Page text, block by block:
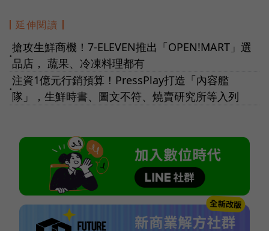
延伸閱讀
●
搶攻生鮮商機！7-ELEVEN推出「OPEN!MART」選
品店， 蔬果、冷凍料理都有
●
注資1億元行銷預算！PressPlay打造「內容艦
隊」，生鮮時書、圖文不符、燒賣研究所等入列